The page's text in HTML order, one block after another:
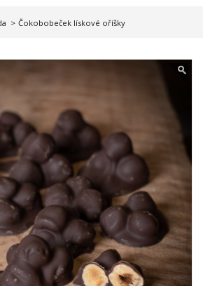
> Čokobobeček lískové oříšky